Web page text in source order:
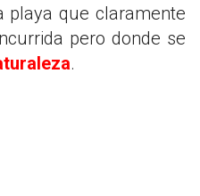
playa que claramente
pero donde se
.